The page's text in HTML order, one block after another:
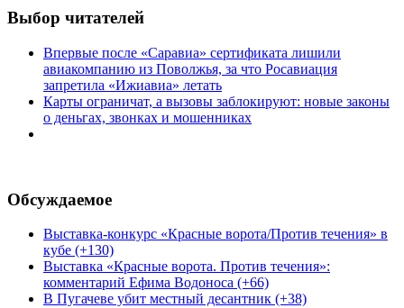
Выбор читателей
Впервые после «Саравиа» сертификата лишили
авиакомпанию из Поволжья, за что Росавиация
запретила «Ижиавиа» летать
Карты ограничат, а вызовы заблокируют: новые законы
о деньгах, звонках и мошенниках
Обсуждаемое
Выставка-конкурс «Красные ворота/Против течения» в
кубе (+130)
Выставка «Красные ворота. Против течения»:
комментарий Ефима Водоноса (+66)
В Пугачеве убит местный десантник (+38)